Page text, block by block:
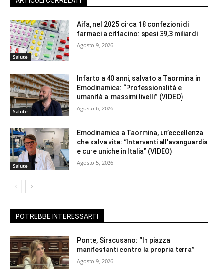
Salute
Aifa, nel 2025 circa 18 confezioni di
farmaci a cittadino: spesi 39,3 miliardi
Agosto 9, 2026
Salute
Infarto a 40 anni, salvato a Taormina in
Emodinamica: “Professionalità e
umanità ai massimi livelli” (VIDEO)
Agosto 6, 2026
Salute
Emodinamica a Taormina, un’eccellenza
che salva vite: “Interventi all’avanguardia
e cure uniche in Italia” (VIDEO)
Agosto 5, 2026
POTREBBE INTERESSARTI
Ponte, Siracusano: “In piazza
manifestanti contro la propria terra”
Agosto 9, 2026